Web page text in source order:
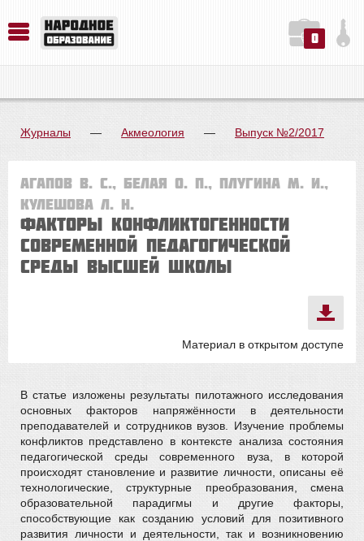
0
Журналы — Акмеология — Выпуск №2/2017
Агапов В. С., Белая О. П., Плугина М. И.,
Кулешова Л. Н.
ФАКТОРЫ КОНФЛИКТОГЕННОСТИ
СОВРЕМЕННОЙ ПЕДАГОГИЧЕСКОЙ
СРЕДЫ ВЫСШЕЙ ШКОЛЫ
Материал в открытом доступе
В статье изложены результаты пилотажного исследования
основных факторов напряжённости в деятельности
преподавателей и сотрудников вузов. Изучение проблемы
конфликтов представлено в контексте анализа состояния
педагогической среды современного вуза, в которой
происходят становление и развитие личности, описаны её
технологические, структурные преобразования, смена
образовательной парадигмы и другие факторы,
способствующие как созданию условий для позитивного
развития личности и деятельности, так и возникновению